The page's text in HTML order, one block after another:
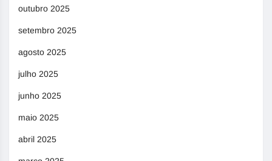
outubro 2025
setembro 2025
agosto 2025
julho 2025
junho 2025
maio 2025
abril 2025